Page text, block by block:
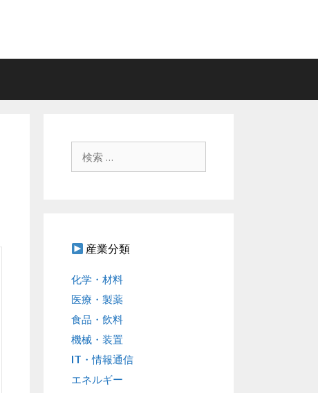
産業分類
化学・材料
医療・製薬
食品・飲料
機械・装置
IT・情報通信
エネルギー